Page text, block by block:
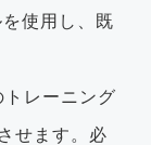
使用し、既
トレーニング
せます。必